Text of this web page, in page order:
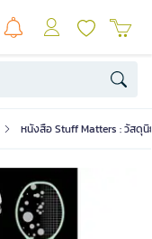
หนังสือ Stuff Matters : วัสดุ